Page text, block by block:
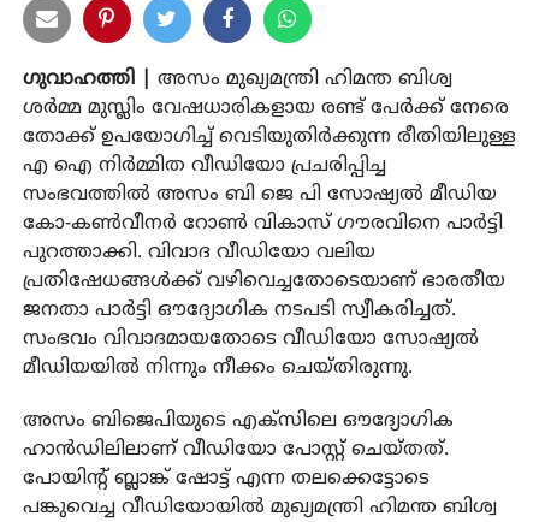
ഗുവാഹത്തി |
അസം മുഖ്യമന്ത്രി ഹിമന്ത ബിശ്വ
ശർമ്മ മുസ്ലിം വേഷധാരികളായ രണ്ട് പേർക്ക് നേരെ
തോക്ക് ഉപയോഗിച്ച് വെടിയുതിർക്കുന്ന രീതിയിലുള്ള
എ ഐ നിർമ്മിത വീഡിയോ പ്രചരിപ്പിച്ച
സംഭവത്തിൽ അസം ബി ജെ പി സോഷ്യൽ മീഡിയ
കോ-കൺവീനർ റോൺ വികാസ് ഗൗരവിനെ പാർട്ടി
പുറത്താക്കി. വിവാദ വീഡിയോ വലിയ
പ്രതിഷേധങ്ങൾക്ക് വഴിവെച്ചതോടെയാണ് ഭാരതീയ
ജനതാ പാർട്ടി ഔദ്യോഗിക നടപടി സ്വീകരിച്ചത്.
സംഭവം വിവാദമായതോടെ വീഡിയോ സോഷ്യൽ
മീഡിയയിൽ നിന്നും നീക്കം ചെയ്തിരുന്നു.
അസം ബിജെപിയുടെ എക്സിലെ ഔദ്യോഗിക
ഹാൻഡിലിലാണ് വീഡിയോ പോസ്റ്റ് ചെയ്തത്.
പോയിന്റ് ബ്ലാങ്ക് ഷോട്ട് എന്ന തലക്കെട്ടോടെ
പങ്കുവെച്ച വീഡിയോയിൽ മുഖ്യമന്ത്രി ഹിമന്ത ബിശ്വ